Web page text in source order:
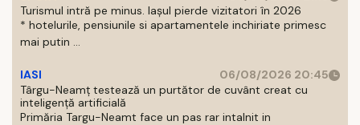
Turismul intră pe minus. Iașul pierde vizitatori în 2026
* hotelurile, pensiunile si apartamentele inchiriate primesc
mai putin ...
IASI
06/08/2026 20:45
Târgu-Neamț testează un purtător de cuvânt creat cu
inteligență artificială
Primăria Targu-Neamt face un pas rar intalnit in